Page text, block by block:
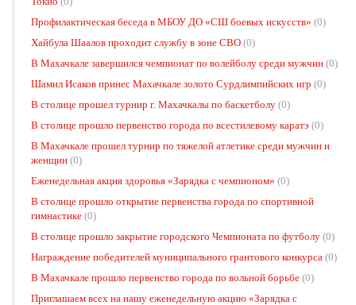
Профилактическая беседа в МБОУ ДО «СШ боевых искусств» (0)
Хайбула Шаалов проходит службу в зоне СВО (0)
В Махачкале завершился чемпионат по волейболу среди мужчин (0)
Шамил Исаков принес Махачкале золото Сурдлимпийских игр (0)
В столице прошел турнир г. Махачкалы по баскетболу (0)
В столице прошло первенство города по всестилевому каратэ (0)
В Махачкале прошел турнир по тяжелой атлетике среди мужчин и
женщин (0)
Еженедельная акция здоровья «Зарядка с чемпионом» (0)
В столице прошло открытие первенства города по спортивной
гимнастике (0)
В столице прошло закрытие городского Чемпионата по футболу (0)
Награждение победителей муниципального грантового конкурса (0)
В Махачкале прошло первенство города по вольной борьбе (0)
Приглашаем всех на нашу еженедельную акцию «Зарядка с